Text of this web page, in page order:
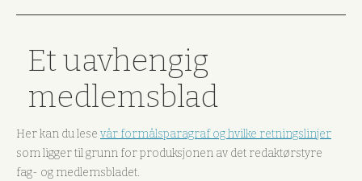
Et uavhengig
medlemsblad
Her kan du lese vår formålsparagraf og hvilke retningslinjer
som ligger til grunn for produksjonen av det redaktørstyre
fag- og medlemsbladet.